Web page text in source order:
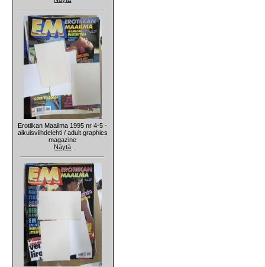
Erotiikan Maailma 1995 nr 4-5 -
aikuisviihdelehti / adult graphics
magazine
Näytä